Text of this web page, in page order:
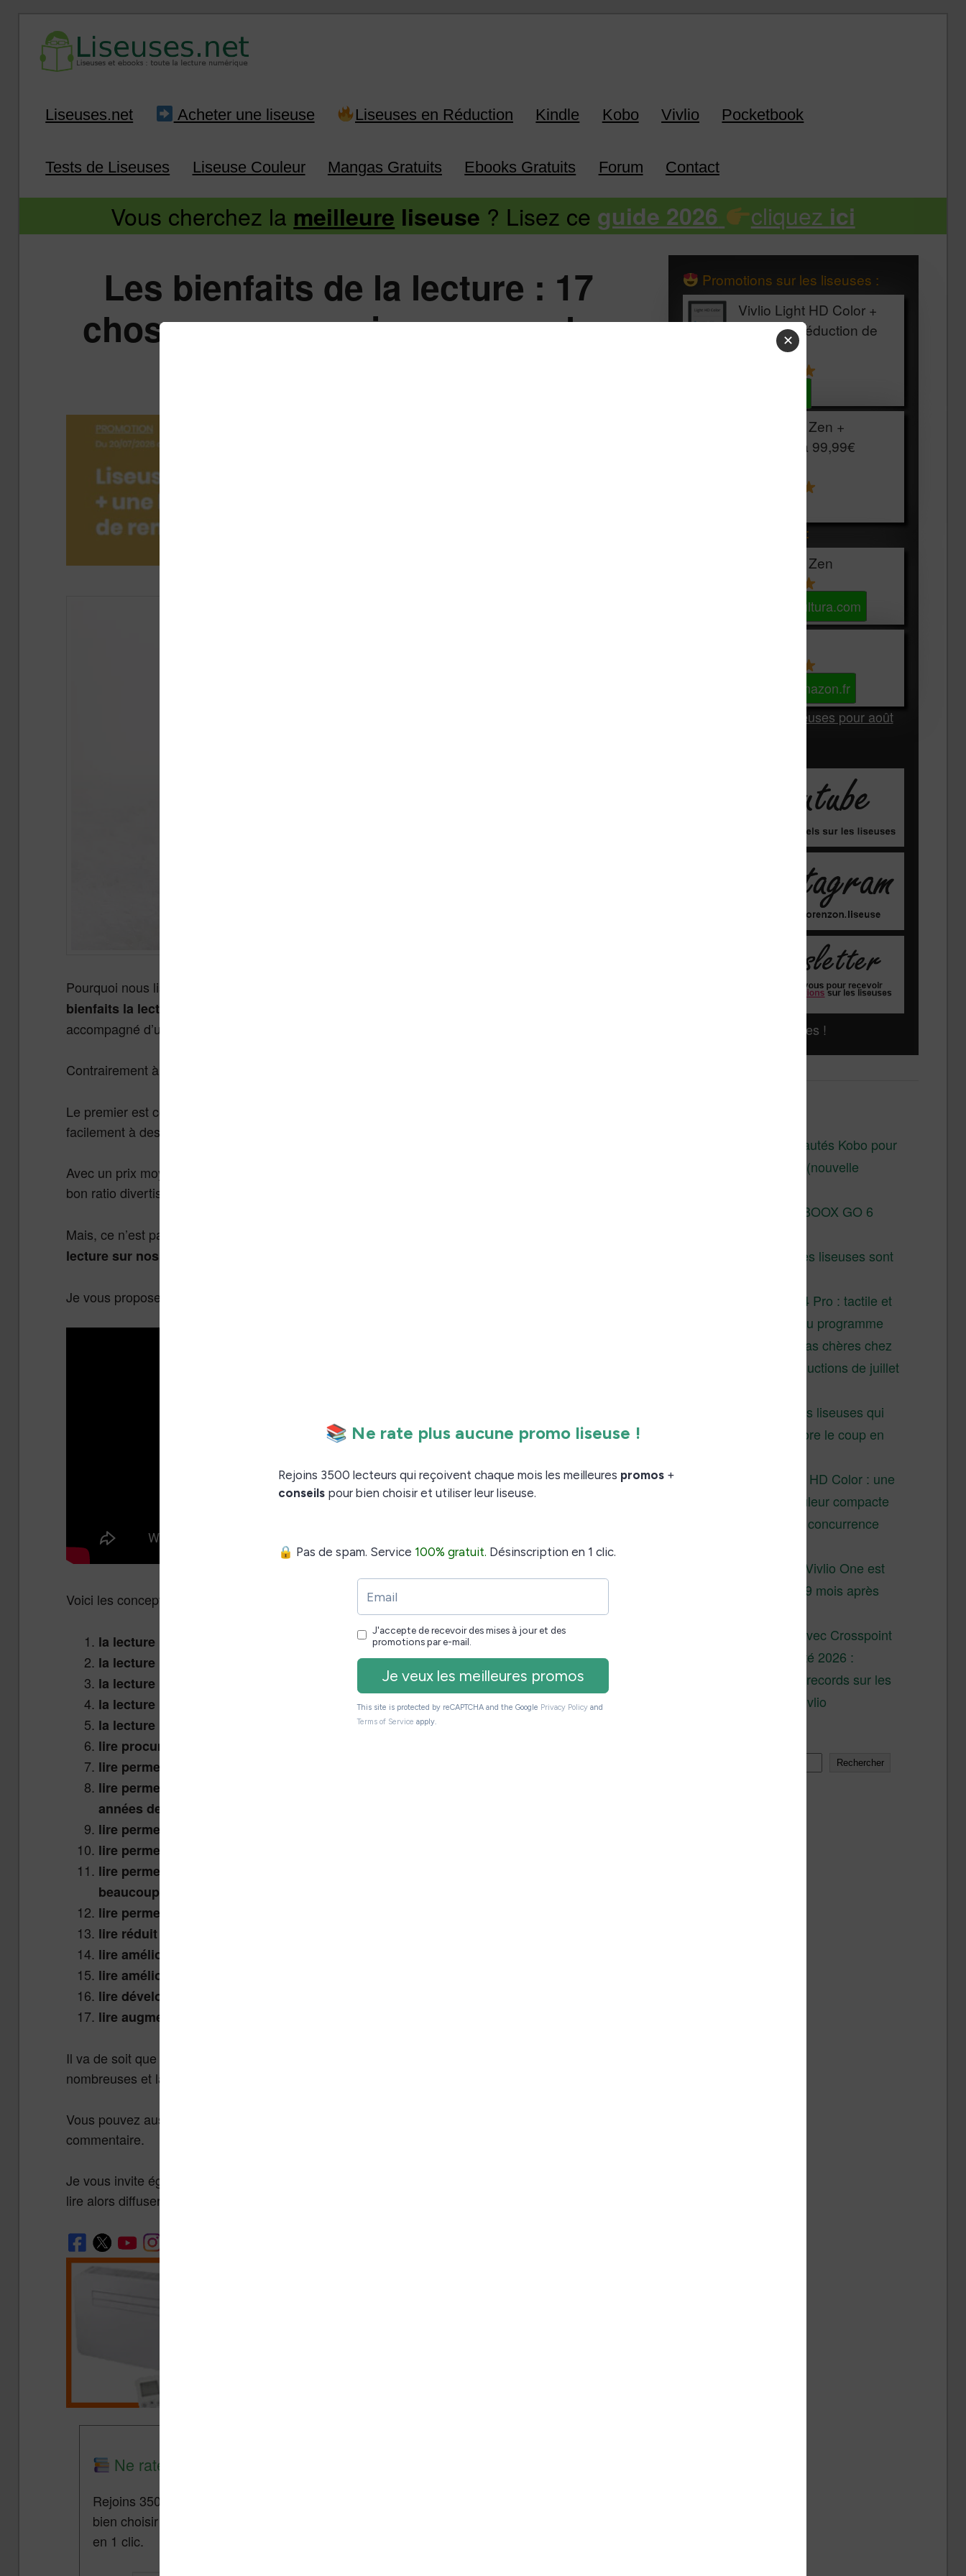
Infos sur les liseuses Kindle, Kobo, Vivlio, Pocketbook
Liseuses.net Acheter une liseuse Liseuses en Réduction Kindle Kobo Vivlio Pocketbook
Tests de Liseuses Liseuse Couleur Mangas Gratuits Ebooks Gratuits Forum Contact
Vous cherchez la meilleure liseuse ? Lisez ce guide 2026 cliquez ici
Les bienfaits de la lecture : 17
choses que vous ignorez sur les
Pourquoi nous lisons-nous ? Pourquoi lire plus ? Quels sont les
bienfaits la lecture
accompagné d’une vidéo.
Contrairement à d’autres divertissements,
Le premier est connu : c’est un loisir accessible. Les livres sont peu chers et on peut en emprunter
facilement à des proches ou à la bibliothèque.
Avec un prix moyen d’environ 10€, un livre qu’on va mettre 6 à 10 heures à lire propose aussi un
bon ratio divertissement / prix.
Mais, ce n’est pas l’aspect économique de la chose qui est intéressant, mais
lecture sur nos organismes et, plus largement sur nos vies
Je vous propose donc cette petite vidéo qui sera suivie d’un résumé :
Voici les concepts expliqués dans la vidéo :
la lecture permet d’approfondir ses connaissances
la lecture permet d’avoir une meilleure ouverture d’esprit
la lecture permet de mieux comprendre le monde qui nous entoure
la lecture permet de partager et d’échanger avec d’autres lecteurs
la lecture permet de mieux se comprendre soi-même
lire procure du plaisir
lire permet de réussir dans sa vie professionnelle
lire permet de vivre plus longtemps (lire 30 minutes par jour permet de gagner 2
années de vie)
lire permet de réduire son stress
lire permet de faire baisser son rythme cardiaque
lire permet de gagner plus d’argent (ou plus exactement : les gens qui lisent
beaucoup, gagnent en moyenne mieux leur vie que ceux qui lisent moins)
lire permet d’augmenter la mémoire
lire réduit les risques de démence
lire améliore la communication
lire améliore sa capacité de concentration
lire développe ses capacités analytiques
lire augmente l’empathie
Il va de soit que cette liste est loin d’être exhaustive. Les études sur le sujet sont toujours plus
nombreuses et la science découvre de nouvelles choses tous les jours.
Vous pouvez aussi partager avec nous les avantages que vous trouvez à la lecture en
commentaire.
Je vous invite également à partager cet article autour de vous, nous sommes de moins en moins à
lire alors diffuser cette information ne peut pas faire de mal.
Ne rate plus aucune promo liseuse !
Rejoins 3500 lecteurs qui reçoivent chaque mois les meilleures promos + conseils pour
bien choisir et utiliser leur liseuse.
en 1 clic.
Promotions sur les liseuses :
Vivlio Light HD Color +
HOUSSE réduction de
Vivlio Light Zen +
HOUSSE à 99,99€
Les accessibles :
Vivlio Light Zen
Voir sur Cultura.com
Voir sur Amazon.fr
Les Meilleures liseuses pour août
Liseuses pas chères !
Les nouveautés Kobo pour
la fin 2026 (nouvelle
Test de la BOOX GO 6
Pourquoi les liseuses sont
XTEINK X4 Pro : tactile et
éclairage au programme
Liseuses pas chères chez
Vivlio – réductions de juillet
3 anciennes liseuses qui
valent encore le coup en
Vivlio Light HD Color : une
liseuse couleur compacte
à prix défiant toute concurrence
La liseuse Vivlio One est
un succès 9 mois après
XTEINK X4 : test avec Crosspoint
Soldes d’été 2026 :
réductions records sur les
liseuses Kobo et Vivlio
Rechercher
✕